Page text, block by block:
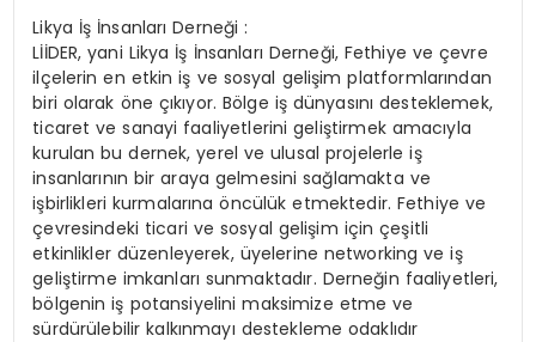
Likya İş İnsanları Derneği :
LİİDER, yani Likya İş İnsanları Derneği, Fethiye ve çevre
ilçelerin en etkin iş ve sosyal gelişim platformlarından
biri olarak öne çıkıyor. Bölge iş dünyasını desteklemek,
ticaret ve sanayi faaliyetlerini geliştirmek amacıyla
kurulan bu dernek, yerel ve ulusal projelerle iş
insanlarının bir araya gelmesini sağlamakta ve
işbirlikleri kurmalarına öncülük etmektedir. Fethiye ve
çevresindeki ticari ve sosyal gelişim için çeşitli
etkinlikler düzenleyerek, üyelerine networking ve iş
geliştirme imkanları sunmaktadır. Derneğin faaliyetleri,
bölgenin iş potansiyelini maksimize etme ve
sürdürülebilir kalkınmayı destekleme odaklıdır